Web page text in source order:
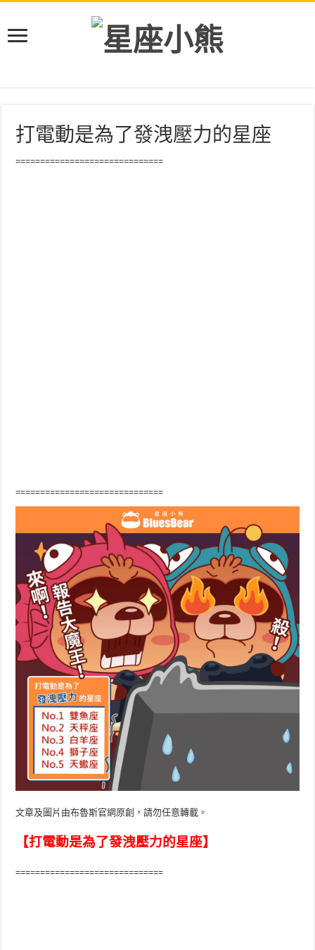
打電動是為了發洩壓力的星座
==============================
==============================
文章及圖片由布魯斯官網原創，請勿任意轉載。
【打電動是為了發洩壓力的星座】
==============================